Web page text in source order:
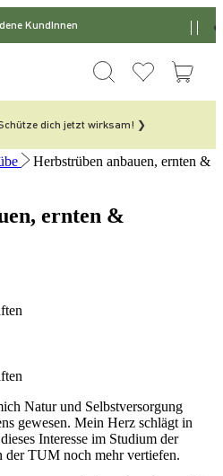
KundInnen
dich jetzt wirksam! ❯
Herbstrüben anbauen, ernten &
ernten &
Natur und Selbstversorgung
gewesen. Mein Herz schlägt in
Interesse im Studium der
der TUM noch mehr vertiefen.